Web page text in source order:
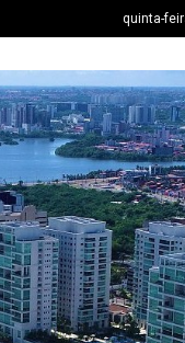
quinta-